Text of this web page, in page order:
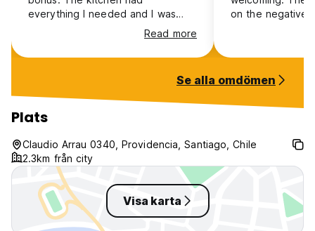
everything I needed and I was
even offered cheese, salami and
scrambled eggs for breakfast.
Although slightly out of the city
from a range of good cafes and
restaurants so there's a lot to do!
My bunk bed was a bit shaky but
apart from that I had a great stay.
Read more
on the negative
Se alla omdömen
Plats
Claudio Arrau 0340, Providencia, Santiago, Chile
2.3km från city
Visa karta